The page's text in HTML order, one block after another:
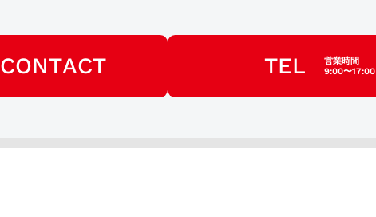
CONTACT TEL
営業時間
9:00〜17:00